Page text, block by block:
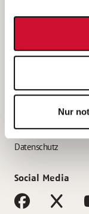
Nur
Bewerbung als
Bewerbung als
AWO Gliederungen
Impressum
Datenschutz
Social Media